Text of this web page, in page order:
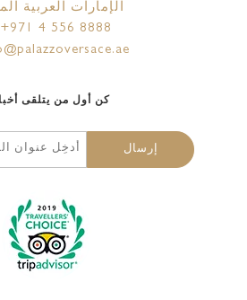
الإمارات العربية
+971 4 556 8888
كن أول من يتلقى
إرسال